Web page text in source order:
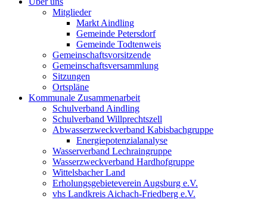
Mitglieder
Markt Aindling
Gemeinde Petersdorf
Gemeinde Todtenweis
Gemeinschaftsvorsitzende
Gemeinschaftsversammlung
Sitzungen
Ortspläne
Kommunale Zusammenarbeit
Schulverband Aindling
Schulverband Willprechtszell
Abwasserzweckverband Kabisbachgruppe
Energiepotenzialanalyse
Wasserverband Lechraingruppe
Wasserzweckverband Hardhofgruppe
Wittelsbacher Land
Erholungsgebieteverein Augsburg e.V.
vhs Landkreis Aichach-Friedberg e.V.